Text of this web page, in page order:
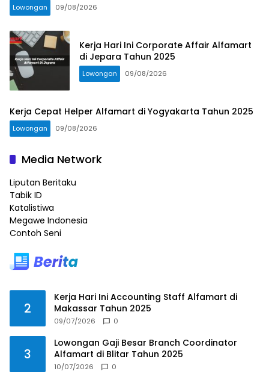
Lowongan 09/08/2026
Kerja Hari Ini Corporate Affair Alfamart
di Jepara Tahun 2025
Lowongan 09/08/2026
Kerja Cepat Helper Alfamart di Yogyakarta Tahun 2025
Lowongan 09/08/2026
Media Network
Liputan Beritaku
Tabik ID
Katalistiwa
Megawe Indonesia
Contoh Seni
2
Kerja Hari Ini Accounting Staff Alfamart di
Makassar Tahun 2025
09/07/2026 0
3
Lowongan Gaji Besar Branch Coordinator
Alfamart di Blitar Tahun 2025
10/07/2026 0